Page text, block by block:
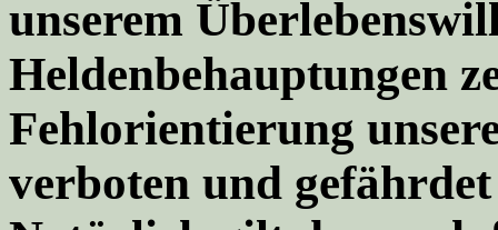
unserem
Heldenbehauptungen
Fehlorientierung
verboten und